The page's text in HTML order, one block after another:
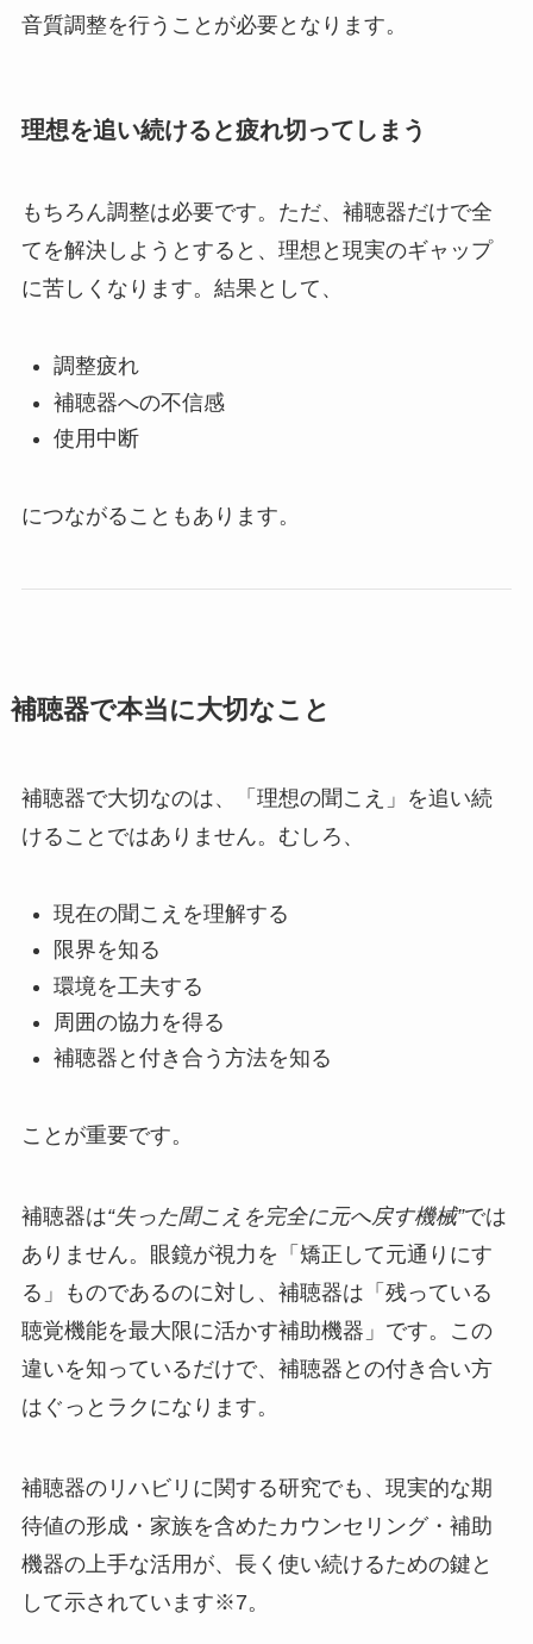
音質調整を行うことが必要となります。
理想を追い続けると疲れ切ってしまう
もちろん調整は必要です。ただ、補聴器だけで全
てを解決しようとすると、理想と現実のギャップ
に苦しくなります。結果として、
調整疲れ
補聴器への不信感
使用中断
につながることもあります。
補聴器で本当に大切なこと
補聴器で大切なのは、「理想の聞こえ」を追い続
けることではありません。むしろ、
現在の聞こえを理解する
限界を知る
環境を工夫する
周囲の協力を得る
補聴器と付き合う方法を知る
ことが重要です。
補聴器は“失った聞こえを完全に元へ戻す機械”では
ありません。眼鏡が視力を「矯正して元通りにす
る」ものであるのに対し、補聴器は「残っている
聴覚機能を最大限に活かす補助機器」です。この
違いを知っているだけで、補聴器との付き合い方
はぐっとラクになります。
補聴器のリハビリに関する研究でも、現実的な期
待値の形成・家族を含めたカウンセリング・補助
機器の上手な活用が、長く使い続けるための鍵と
して示されています※7。